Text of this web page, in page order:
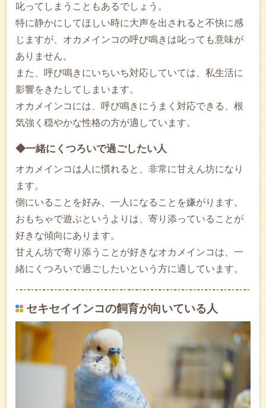
叱ってしまうこともあるでしょう。
特に静かにしてほしい時に大声を出されると不快に感
じますが、オカメインコの呼び鳴きは叱っても意味が
ありません。
また、呼び鳴きにいちいち対応していては、私生活に
影響をきたしてしまいます。
オカメインコには、呼び鳴きにうまく対応できる、根
気強く穏やかな性格の方が適しています。
◆一緒にくつろいで過ごしたい人
オカメインコは人に慣れると、非常に甘えん坊になり
ます。
側にいることを好み、一人になることを嫌がります。
おもちゃで遊ぶというよりは、寄り添っていることが
好きな傾向にあります。
甘えん坊で寄り添うことが好きなオカメインコは、一
緒にくつろいで過ごしたいという方に適しています。
セキセイインコの飼育が向いている人